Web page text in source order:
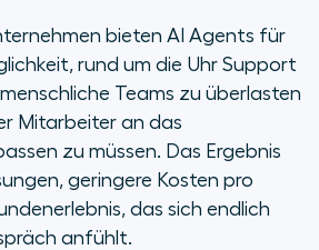
Anwendungsfälle
Agents
sich
Fragen
bieten AI Agents für
rund um die Uhr Support
Teams zu überlasten
Mitarbeiter an das
zu müssen. Das Ergebnis
geringere Kosten pro
das sich endlich
anfühlt.